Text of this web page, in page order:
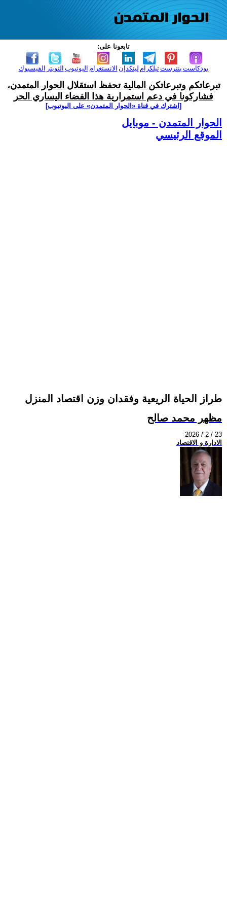
تابعونا على:
الفيسبوك التويتر اليوتيوب الانستغرام لينكدإن تيلكرامبنترست بودكاست
تبرعاتكم وتبرعاتكن المالية تحفظ استقلال الحوار المتمدن،
فشاركونا في دعم استمرارية هذا الفضاء اليساري الحر
[اشترك في قناة ‫«الحوار المتمدن» على اليوتيوب]
الحوار المتمدن - موبايل
الموقع الرئيسي
طراز الحياة الريعية وفقدان وزن اقتصاد المنزل
مظهر محمد صالح
2026 / 2 / 23
الادارة و الاقتصاد